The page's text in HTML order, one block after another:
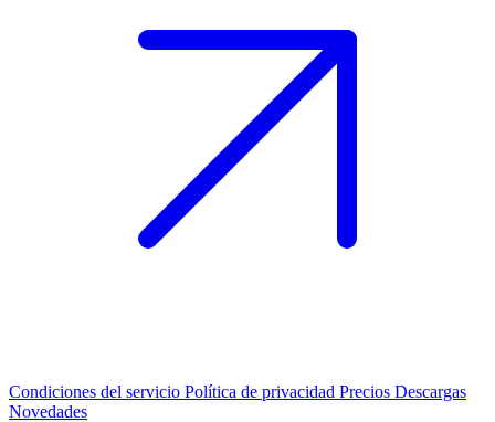
Condiciones del servicio Política de privacidad Precios Descargas
Novedades